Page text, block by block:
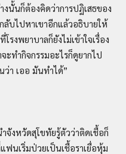
นั้นก็ต้องคิดว่าการปฏิเสธของ
ลับไปหาเขาอีกแล้วอธิบายให้
รงพยาบาลก็ยังไม่เข้าใจเรื่อง
ะทำกิจกรรมอะไรก็ดูยากไป
ว่า เออ มันทำได้”
งหวัดสุโขทัยรู้ตัวว่าติดเชื้อก็
นเริ่มป่วยเป็นเชื้อราเยื่อหุ้ม